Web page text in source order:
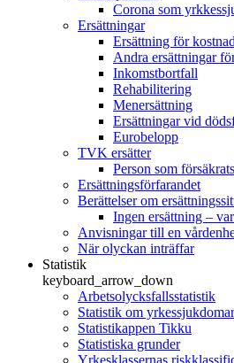
Corona som
Ersättningar
Ersättning för
Andra ersättningar
Inkomstbortfall
Rehabilitering
Menersättning
Ersättningar vid
Eurobelopp
TVK ersätter
Person som
Ersättningsförfarandet
Berättelser om
Ingen ersättning –
Anvisningar till en
När olyckan inträffar
Statistik
keyboard_arrow_down
Arbetsolycksfallsstatistik
Statistik om yrkessjukdomar
Statistikappen Tikku
Statistiska grunder
Yrkesklassernas